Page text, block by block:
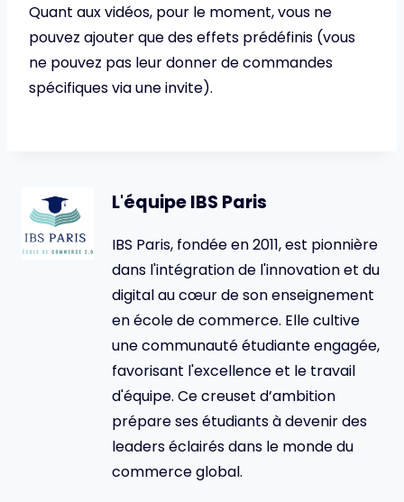
Quant aux vidéos, pour le moment, vous ne
pouvez ajouter que des effets prédéfinis (vous
ne pouvez pas leur donner de commandes
spécifiques via une invite).
L'équipe IBS Paris
IBS Paris, fondée en 2011, est pionnière
dans l'intégration de l'innovation et du
digital au cœur de son enseignement
en école de commerce. Elle cultive
une communauté étudiante engagée,
favorisant l'excellence et le travail
d'équipe. Ce creuset d’ambition
prépare ses étudiants à devenir des
leaders éclairés dans le monde du
commerce global.